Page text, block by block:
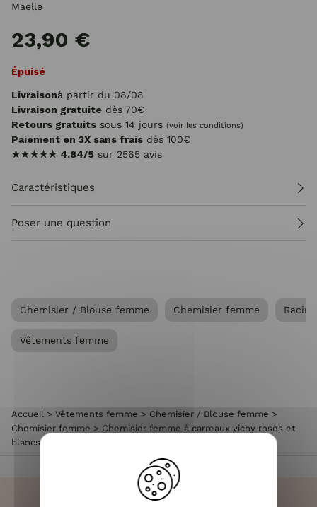
Maelle
23,90 €
Épuisé
Livraisonà partir du 08/08
Livraison gratuite dès 70€
Retours gratuits sous 14 jours (voir les conditions)
Paiement en 3X sans frais dès 100€
★★★★★ 4.84/5 sur 2565 avis
Caractéristiques
Poser une question
Chemisier / Blouse femme Chemisier femme Racine
Vêtements femme
Accueil > Vêtements femme > Chemisier / Blouse femme >
Chemisier femme > Chemisier femme à carreaux vichy roses et
blancs broderies fleuries